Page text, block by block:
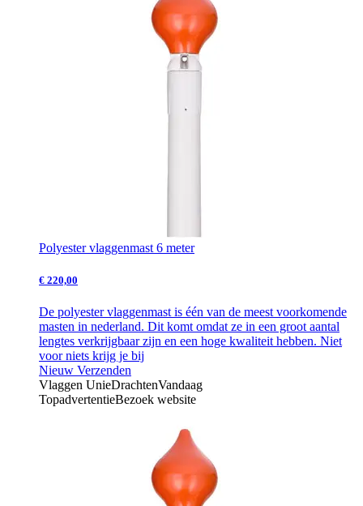
Polyester vlaggenmast 6 meter
€ 220,00
De polyester vlaggenmast is één van de meest voorkomende
masten in nederland. Dit komt omdat ze in een groot aantal
lengtes verkrijgbaar zijn en een hoge kwaliteit hebben. Niet
voor niets krijg je bij
Nieuw Verzenden
Vlaggen UnieDrachtenVandaag
TopadvertentieBezoek website